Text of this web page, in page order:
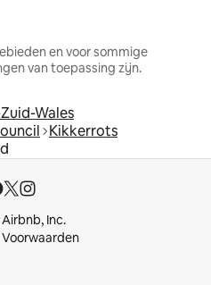
en voor sommige
van toepassing zijn.
Wales
Kikkerrots
Inc.
Voorwaarden